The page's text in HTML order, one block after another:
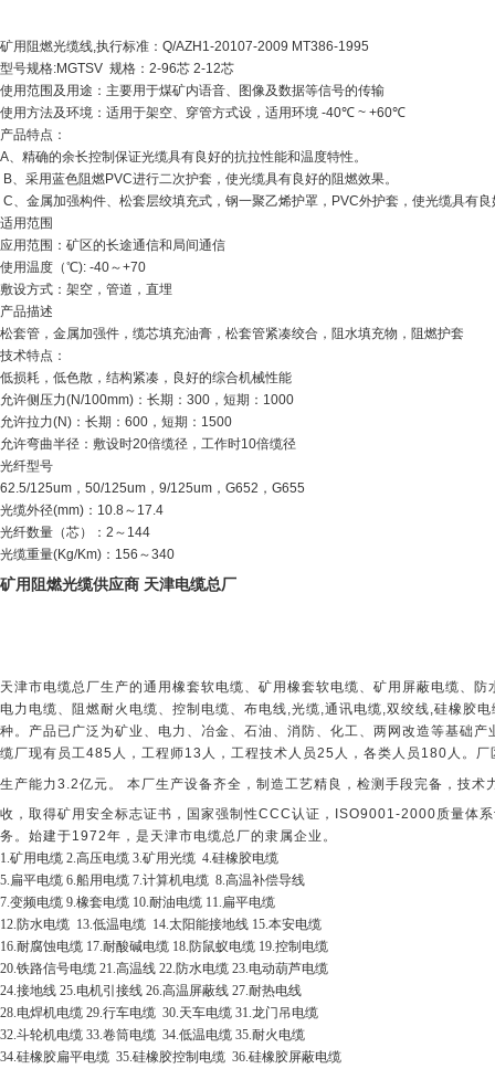
矿用阻燃光缆线,执行标准： Q/AZH1-20107-2009 MT386-1995
型号规格:MGTSV 规格： 2-96芯 2-12芯
使用范围及用途：主要用于煤矿内语音、图像及数据等信号的传输
使用方法及环境：适用于架空、穿管方式设，适用环境 -40℃ ~ +60℃
产品特点：
A、精确的余长控制保证光缆具有良好的抗拉性能和温度特性。
B、采用蓝色阻燃PVC进行二次护套，使光缆具有良好的阻燃效果。
C、金属加强构件、松套层绞填充式，钢一聚乙烯护罩， PVC外护套，使光缆具有
适用范围
应用范围：矿区的长途通信和局间通信
使用温度（℃): -40～+70
敷设方式：架空，管道，直埋
产品描述
松套管，金属加强件，缆芯填充油膏，松套管紧凑绞合，阻水填充物，阻燃护套
技术特点：
低损耗，低色散，结构紧凑，良好的综合机械性能
允许侧压力(N/100mm) ：长期： 300 ，短期： 1000
允许拉力(N) ：长期： 600 ，短期： 1500
允许弯曲半径：敷设时20倍缆径，工作时10倍缆径
光纤型号
62.5/125um ， 50/125um ， 9/125um ， G652 ， G655
光缆外径(mm) ： 10.8～ 17.4
光纤数量（芯）： 2 ～ 144
光缆重量(Kg/Km) ： 156 ～340
矿用阻燃光缆供应商 天津电缆总厂
天津市电缆总厂生产的通用橡套软电缆、矿用橡套软电缆、矿用屏蔽电缆、
电力电缆、阻燃耐火电缆、控制电缆、布电线,光缆,通讯电缆,双绞线,硅橡胶电
种。产品已广泛为矿业、电力、冶金、石油、消防、化工、两网改造等基础
缆厂现有员工485 人，工程师13 人，工程技术人员25 人，各类人员 180 人。
生产能力3.2亿元。
本厂生产设备齐全，制造工艺精良，检测手段完备，技
收，取得矿用安全标志证书，国家强制性CCC认证， ISO9001-2000质量体
务。始建于1972年，是天津市电缆总厂的隶属企业。
1.矿用电缆 2.高压电缆 3.矿用光缆 4.硅橡胶电缆
5.扁平电缆 6.船用电缆 7.计算机电缆 8.高温补偿导线
7.变频电缆 9.橡套电缆 10.耐油电缆 11.扁平电缆
12.防水电缆 13.低温电缆 14.太阳能接地线 15.本安电缆
16.耐腐蚀电缆 17.耐酸碱电缆 18.防鼠蚁电缆 19.控制电缆
20.铁路信号电缆 21.高温线 22.防水电缆 23.电动葫芦电缆
24.接地线 25.电机引接线 26.高温屏蔽线 27.耐热电线
28.电焊机电缆 29.行车电缆 30.天车电缆 31.龙门吊电缆
32.斗轮机电缆 33.卷筒电缆 34.低温电缆 35.耐火电缆
34.硅橡胶扁平电缆 35.硅橡胶控制电缆 36.硅橡胶屏蔽电缆